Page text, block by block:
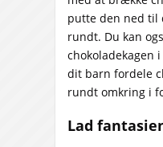
putte den ned til
rundt. Du kan
chokoladekagen
dit barn fordele
rundt omkring i
Lad